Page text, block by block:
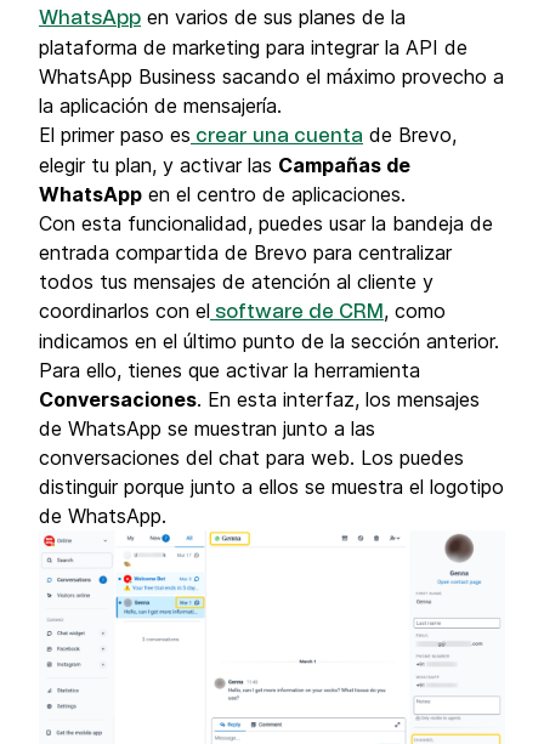
WhatsApp en varios de sus planes de la
plataforma de marketing para integrar la API de
WhatsApp Business sacando el máximo provecho a
la aplicación de mensajería.
El primer paso es crear una cuenta de Brevo,
elegir tu plan, y activar las Campañas de
WhatsApp en el centro de aplicaciones.
Con esta funcionalidad, puedes usar la bandeja de
entrada compartida de Brevo para centralizar
todos tus mensajes de atención al cliente y
coordinarlos con el software de CRM , como
indicamos en el último punto de la sección anterior.
Para ello, tienes que activar la herramienta
Conversaciones. En esta interfaz, los mensajes
de WhatsApp se muestran junto a las
conversaciones del chat para web. Los puedes
distinguir porque junto a ellos se muestra el logotipo
de WhatsApp.